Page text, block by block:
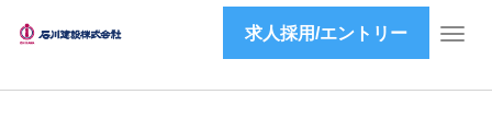
T
求人採用/エントリー